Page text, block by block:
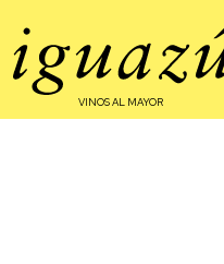
VINOS AL MAYOR